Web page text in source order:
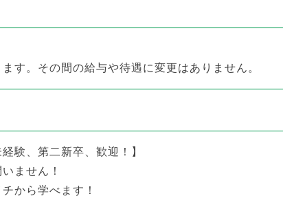
す。その間の給与や待遇に変更はありません。
験、第二新卒、歓迎！】
ません！
から学べます！